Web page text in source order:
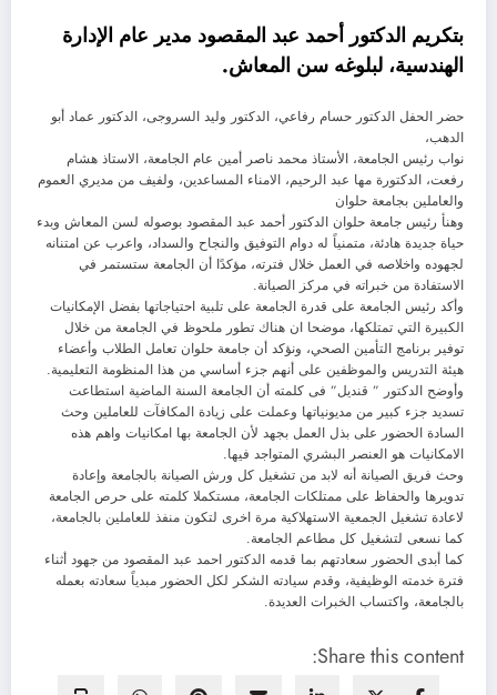
بتكريم الدكتور أحمد عبد المقصود مدير عام الإدارة
الهندسية، لبلوغه سن المعاش.
حضر الحفل الدكتور حسام رفاعي، الدكتور وليد السروجى، الدكتور عماد أبو
الدهب،
نواب رئيس الجامعة، الأستاذ محمد ناصر أمين عام الجامعة، الاستاذ هشام
رفعت، الدكتورة مها عبد الرحيم، الامناء المساعدين، ولفيف من مديري العموم
والعاملين بجامعة حلوان
وهنأ رئيس جامعة حلوان الدكتور أحمد عبد المقصود بوصوله لسن المعاش وبدء
حياة جديدة هادئة، متمنياً له دوام التوفيق والنجاح والسداد، واعرب عن امتنانه
لجهوده واخلاصه في العمل خلال فترته، مؤكدًا أن الجامعة ستستمر في
الاستفادة من خبراته في مركز الصيانة.
وأكد رئيس الجامعة على قدرة الجامعة على تلبية احتياجاتها بفضل الإمكانيات
الكبيرة التي تمتلكها، موضحا ان هناك تطور ملحوظ في الجامعة من خلال
توفير برنامج التأمين الصحي، ونؤكد أن جامعة حلوان تعامل الطلاب وأعضاء
هيئة التدريس والموظفين على أنهم جزء أساسي من هذا المنظومة التعليمية.
وأوضح الدكتور ” قنديل” فى كلمته أن الجامعة السنة الماضية استطاعت
تسديد جزء كبير من مديونياتها وعملت على زيادة المكافآت للعاملين وحث
السادة الحضور على بذل العمل بجهد لأن الجامعة بها امكانيات واهم هذه
الامكانيات هو العنصر البشري المتواجد فيها.
وحث فريق الصيانة أنه لابد من تشغيل كل ورش الصيانة بالجامعة وإعادة
تدويرها والحفاظ على ممتلكات الجامعة، مستكملا كلمته على حرص الجامعة
لاعادة تشغيل الجمعية الاستهلاكية مرة اخرى لتكون منفذ للعاملين بالجامعة،
كما نسعى لتشغيل كل مطاعم الجامعة.
كما أبدى الحضور سعادتهم بما قدمه الدكتور احمد عبد المقصود من جهود أثناء
فترة خدمته الوظيفية، وقدم سيادته الشكر لكل الحضور مبدياً سعادته بعمله
بالجامعة، واكتساب الخبرات العديدة.
Share this content: